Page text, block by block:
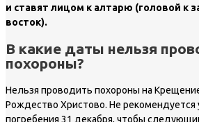
и ставят лицом к алтарю (головой к
восток).
В какие даты нельзя
похороны?
Нельзя проводить похороны на
Рождество Христово. Не рекомендуется
погребения 31 декабря, чтобы